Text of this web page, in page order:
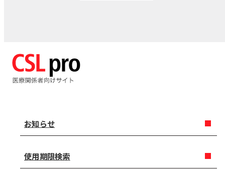
お知らせ
使用期限検索